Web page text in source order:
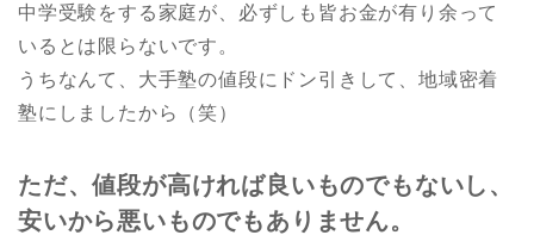
中学受験をする家庭が、必ずしも皆お金が有り余って
いるとは限らないです。
うちなんて、大手塾の値段にドン引きして、地域密着
塾にしましたから（笑）
ただ、値段が高ければ良いものでもないし、
安いから悪いものでもありません。